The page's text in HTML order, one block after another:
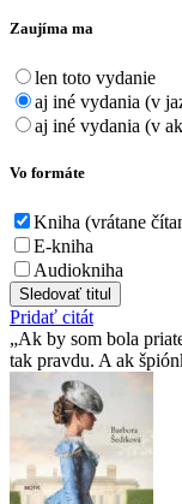
Zaujíma ma
len toto vydanie
aj iné vydania (v
aj iné vydania (v
Vo formáte
Kniha (vrátane
E-kniha
Audiokniha
Sledovať titul
Pridať citát
Ak by som bola
tak pravdu. A ak